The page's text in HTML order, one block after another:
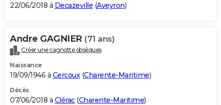
22/06/2018 à Decazeville (Aveyron)
Andre GAGNIER (71 ans)
Créer une cagnotte obsèques
Naissance
19/09/1946 à Cercoux(Charente-Maritime)
Décès
07/06/2018 à Clérac(Charente-Maritime)